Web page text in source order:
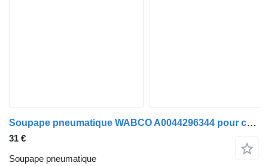
Soupape pneumatique WABCO A0044296344 pour camion Mercedes-Benz Actros MP4 Antos Arocs (2012-)
31 €
Soupape pneumatique